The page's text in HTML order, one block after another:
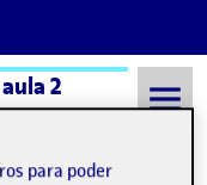
2
para poder